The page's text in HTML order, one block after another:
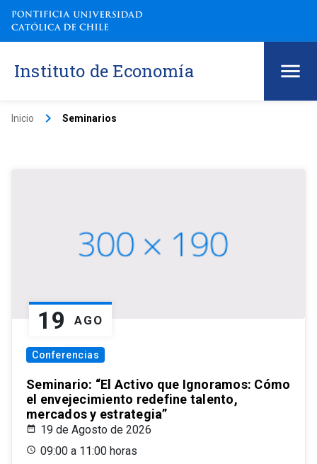
Instituto de Economía
Inicio keyboard_arrow_right Seminarios
19 AGO
Conferencias
Seminario: “El Activo que Ignoramos: Cómo
el envejecimiento redefine talento,
mercados y estrategia”
19 de Agosto de 2026
09:00 a 11:00 horas